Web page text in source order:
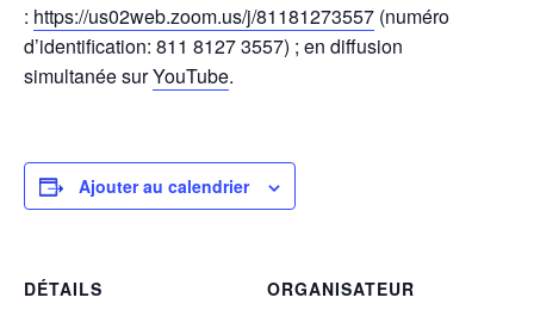
: https://us02web.zoom.us/j/81181273557 (numéro
d’identification: 811 8127 3557) ; en diffusion
simultanée surYouTube.
Ajouter au calendrier
DÉTAILS
ORGANISATEUR